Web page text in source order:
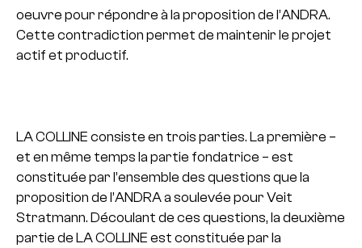
oeuvre pour répondre à la proposition de l’ANDRA.
Cette contradiction permet de maintenir le projet
actif et productif.
LA COLLINE consiste en trois parties. La première –
et en même temps la partie fondatrice – est
constituée par l’ensemble des questions que la
proposition de l’ANDRA a soulevée pour Veit
Stratmann. Découlant de ces questions, la deuxième
partie de LA COLLINE est constituée par la